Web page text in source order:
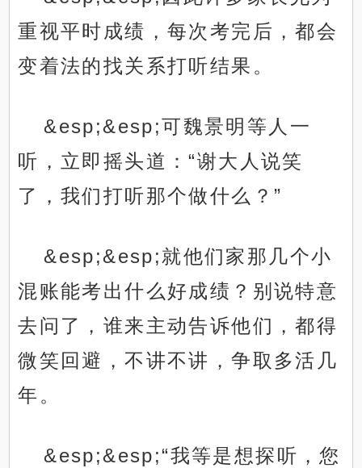
重视平时成绩，每次考完后，都会
变着法的找关系打听结果。
&esp;&esp;可魏景明等人一
听，立即摇头道：“谢大人说笑
了，我们打听那个做什么？”
&esp;&esp;就他们家那几个小
混账能考出什么好成绩？别说特意
去问了，谁来主动告诉他们，都得
微笑回避，不讲不讲，争取多活几
年。
&esp;&esp;“我等是想探听，您